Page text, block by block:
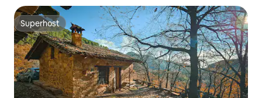
Superhost
Superhost